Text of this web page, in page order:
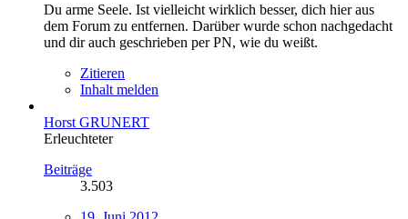
Du arme Seele. Ist vielleicht wirklich besser, dich hier aus
dem Forum zu entfernen. Darüber wurde schon nachgedacht
und dir auch geschrieben per PN, wie du weißt.
Zitieren
Inhalt melden
Horst GRUNERT
Erleuchteter
Beiträge
3.503